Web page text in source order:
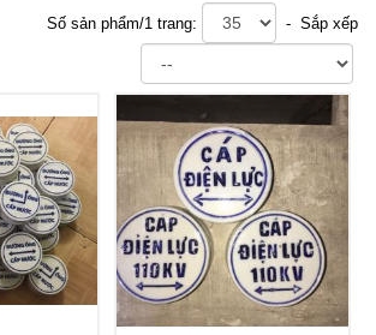
Số sản phẩm/1 trang: - Sắp xếp